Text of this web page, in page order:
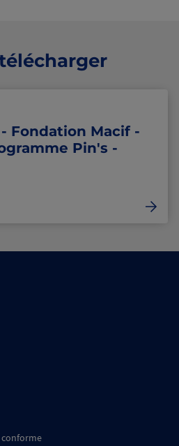
- Fondation Macif -
Pin's -
conforme